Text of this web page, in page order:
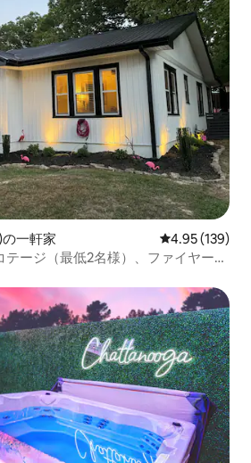
一軒家 レビュー139
4.95 (139)
ージ（最低2名様）、ファイヤーピ
スです。